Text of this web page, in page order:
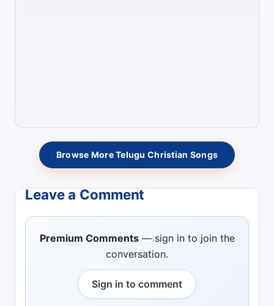
Browse More Telugu Christian Songs
Leave a Comment
Premium Comments— sign in to join the
conversation.
Sign in to comment